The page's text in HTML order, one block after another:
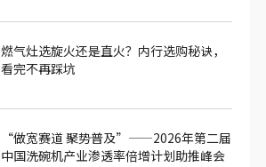
燃气灶选旋火还是直火？内行选购秘诀，
看完不再踩坑
“做宽赛道 聚势普及”——2026年第二届
中国洗碗机产业渗透率倍增计划助推峰会